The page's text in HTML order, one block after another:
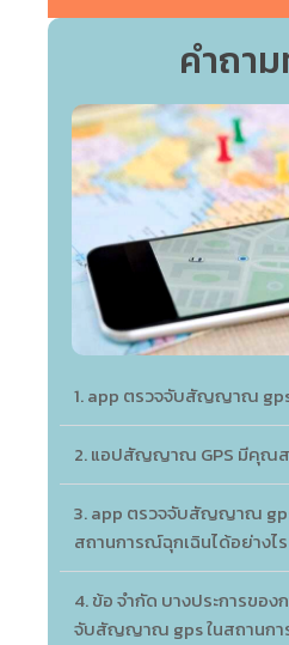
คำถา
1. app ตรวจจับสัญญาณ gps
2. แอปสัญญาณ GPS มีคุณส
3. app ตรวจจับสัญญาณ gps
สถานการณ์ฉุกเฉินได้อย่างไร
4. ข้อ จำกัด บางประการขอ
จับสัญญาณ gps ในสถานกา